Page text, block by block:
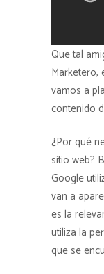
Que tal
Marketero,
vamos a
contenido
¿Por qué
sitio web?
Google
van a
es la
utiliza la
que se